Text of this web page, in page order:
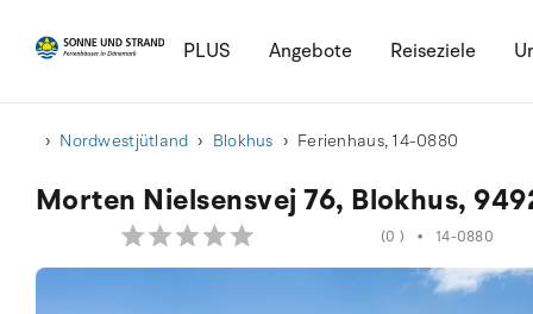
PLUS Angebote Reiseziele
Nordwestjütland Blokhus Ferienhaus, 14-0880
Morten Nielsensvej 76, Blokhus,
(0 ) • 14-0880